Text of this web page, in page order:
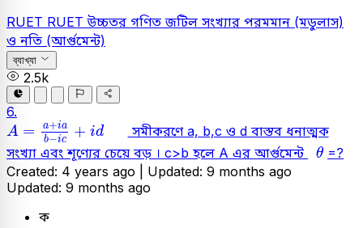
RUET RUETউচ্চতর গণিতজটিল সংখ্যার পরমমান (মডুলাস)
ও নতি (আর্গুমেন্ট)
ব্যাখ্যা
2.5k
6.
A = a+ia
b−ic + id
A= +iab + d
সমীকরণে a, b,c ও d বাস্তব ধনাত্মক
সংখ্যা এবং শূণ্যের চেয়ে বড় । c>b হলে A এর আর্গুমেন্ট
θ
θ =?
Created: 4 years ago | Updated: 9 months ago
Updated: 9 months ago
ক